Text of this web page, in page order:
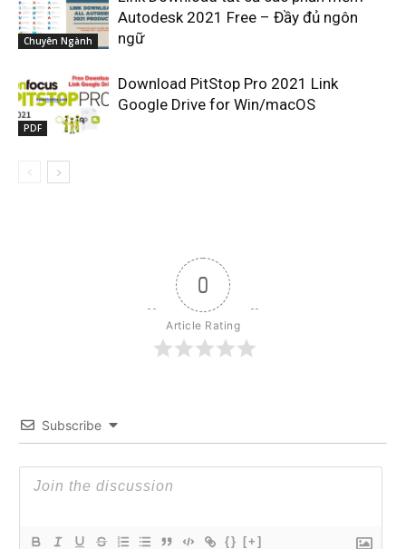
Chuyên Ngành
Autodesk 2021 Free – Đầy đủ ngôn
ngữ
PDF
Download PitStop Pro 2021 Link
Google Drive for Win/macOS
0
Article Rating
Subscribe
{} [+]